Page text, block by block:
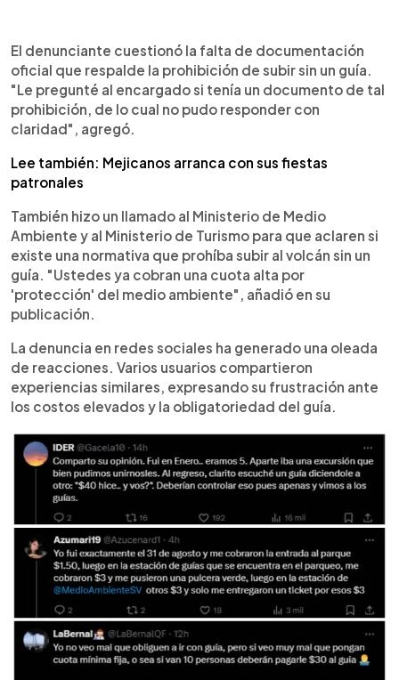
El denunciante cuestionó la falta de documentación
oficial que respalde la prohibición de subir sin un guía.
"Le pregunté al encargado si tenía un documento de tal
prohibición, de lo cual no pudo responder con
claridad", agregó.
Lee también: Mejicanos arranca con sus fiestas
patronales
También hizo un llamado al Ministerio de Medio
Ambiente y al Ministerio de Turismo para que aclaren si
existe una normativa que prohíba subir al volcán sin un
guía. "Ustedes ya cobran una cuota alta por
'protección' del medio ambiente", añadió en su
publicación.
La denuncia en redes sociales ha generado una oleada
de reacciones. Varios usuarios compartieron
experiencias similares, expresando su frustración ante
los costos elevados y la obligatoriedad del guía.